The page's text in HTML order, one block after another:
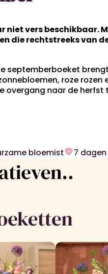
niet vers
die rechtstreeks van
septemberboeket
roze
overgang naar de herfst
bloemist 7